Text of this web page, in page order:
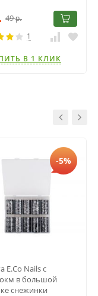
49р.
1
В 1 КЛИК
-5%
E.Co Nails с
в большой
снежинки